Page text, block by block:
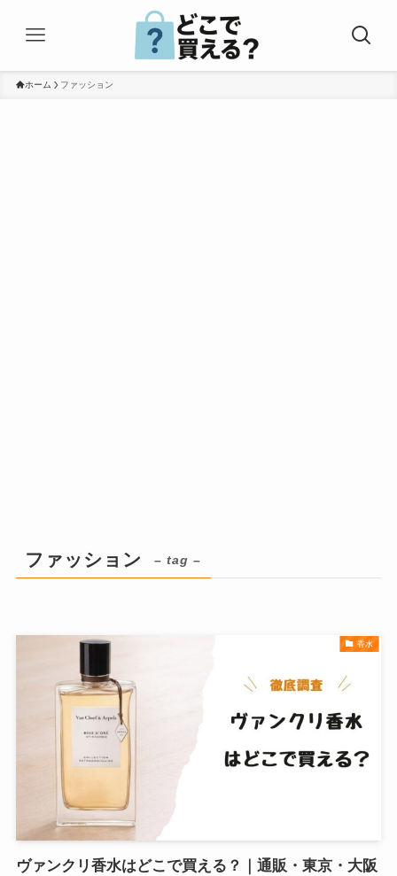
ホーム ファッション
ファッション – tag –
香水
ヴァンクリ香水はどこで買える？｜通販・東京・大阪